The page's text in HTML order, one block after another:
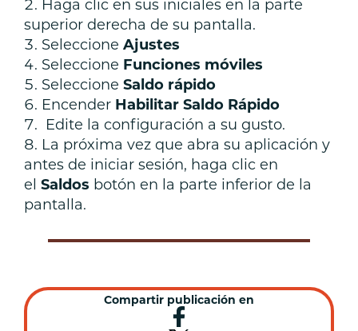
Haga clic en sus iniciales en la parte
superior derecha de su pantalla.
Seleccione Ajustes
Seleccione Funciones móviles
Seleccione Saldo rápido
Encender Habilitar Saldo Rápido
Edite la configuración a su gusto.
La próxima vez que abra su aplicación y
antes de iniciar sesión, haga clic en
el Saldos botón en la parte inferior de la
pantalla.
Compartir publicación en